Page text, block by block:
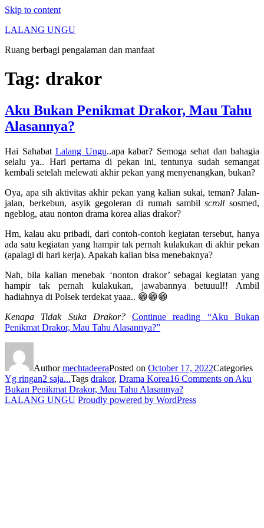
Skip to content
LALANG UNGU
Ruang berbagi pengalaman dan manfaat
Tag: drakor
Aku Bukan Penikmat Drakor, Mau Tahu
Alasannya?
Hai Sahabat Lalang Ungu..apa kabar? Semoga sehat dan bahagia
selalu ya.. Hari pertama di pekan ini, tentunya sudah semangat
kembali setelah melewati akhir pekan yang menyenangkan, bukan?
Oya, apa sih aktivitas akhir pekan yang kalian sukai, teman? Jalan-
jalan, berkebun, asyik gegoleran di rumah sambilscroll sosmed,
ngeblog, atau nonton drama korea alias drakor?
Hm, kalau aku pribadi, dari contoh-contoh kegiatan tersebut, hanya
ada satu kegiatan yang hampir tak pernah kulakukan di akhir pekan
(apalagi di hari kerja). Apakah kalian bisa menebaknya?
Nah, bila kalian menebak ‘nonton drakor’ sebagai kegiatan yang
hampir tak pernah kulakukan, jawabannya betuuul!! Ambil
hadiahnya di Polsek terdekat yaaa.. 😁😁😁
Kenapa Tidak Suka Drakor?
Continue reading “Aku Bukan
Penikmat Drakor, Mau Tahu Alasannya?”
AuthormechtadeeraPosted on October 17, 2022Categories
Yg ringan2 saja...Tags drakor, Drama Korea16 Comments on Aku
Bukan Penikmat Drakor, Mau Tahu Alasannya?
LALANG UNGU Proudly powered by WordPress